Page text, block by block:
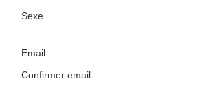
Sexe
Email
Confirmer email